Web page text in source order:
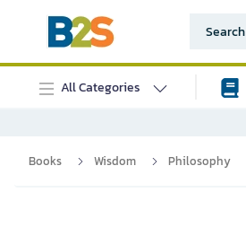
All Categories
Books Wisdom Philosophy